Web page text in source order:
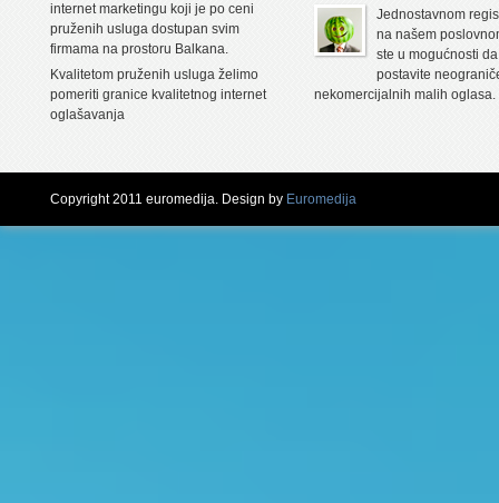
internet marketingu koji je po ceni
pruženih usluga dostupan svim
firmama na prostoru Balkana.
Kvalitetom pruženih usluga želimo
pomeriti granice kvalitetnog internet
oglašavanja
Jednostavnom
na našem
ste u mogućnosti da
postavite
nekomercijalnih malih oglasa.
Copyright 2011 euromedija. Design by Euromedija